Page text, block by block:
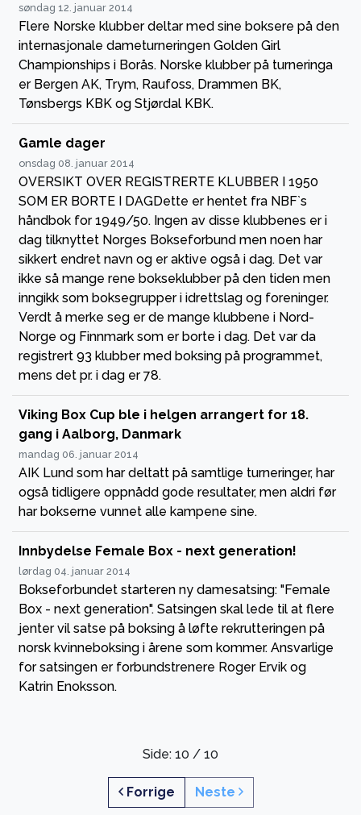
søndag 12. januar 2014
Flere Norske klubber deltar med sine boksere på den
internasjonale dameturneringen Golden Girl
Championships i Borås. Norske klubber på turneringa
er Bergen AK, Trym, Raufoss, Drammen BK,
Tønsbergs KBK og Stjørdal KBK.
Gamle dager
onsdag 08. januar 2014
OVERSIKT OVER REGISTRERTE KLUBBER I 1950
SOM ER BORTE I DAGDette er hentet fra NBF`s
håndbok for 1949/50. Ingen av disse klubbenes er i
dag tilknyttet Norges Bokseforbund men noen har
sikkert endret navn og er aktive også i dag. Det var
ikke så mange rene bokseklubber på den tiden men
inngikk som boksegrupper i idrettslag og foreninger.
Verdt å merke seg er de mange klubbene i Nord-
Norge og Finnmark som er borte i dag. Det var da
registrert 93 klubber med boksing på programmet,
mens det pr. i dag er 78.
Viking Box Cup ble i helgen arrangert for 18.
gang i Aalborg, Danmark
mandag 06. januar 2014
AIK Lund som har deltatt på samtlige turneringer, har
også tidligere oppnådd gode resultater, men aldri før
har bokserne vunnet alle kampene sine.
Innbydelse Female Box - next generation!
lørdag 04. januar 2014
Bokseforbundet starteren ny damesatsing: "Female
Box - next generation". Satsingen skal lede til at flere
jenter vil satse på boksing å løfte rekrutteringen på
norsk kvinneboksing i årene som kommer. Ansvarlige
for satsingen er forbundstrenere Roger Ervik og
Katrin Enoksson.
Side: 10 / 10
Forrige Neste